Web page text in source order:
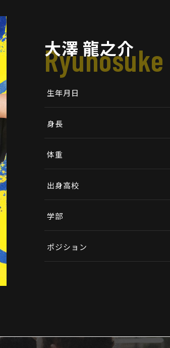
大澤 龍之介
生年月日
身長
体重
出身高校
学部
ポジション